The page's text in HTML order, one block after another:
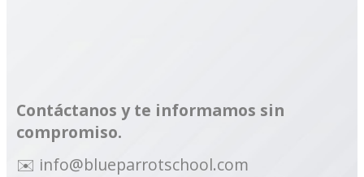
Contáctanos y te informamos sin
compromiso.
✉️ info@blueparrotschool.com